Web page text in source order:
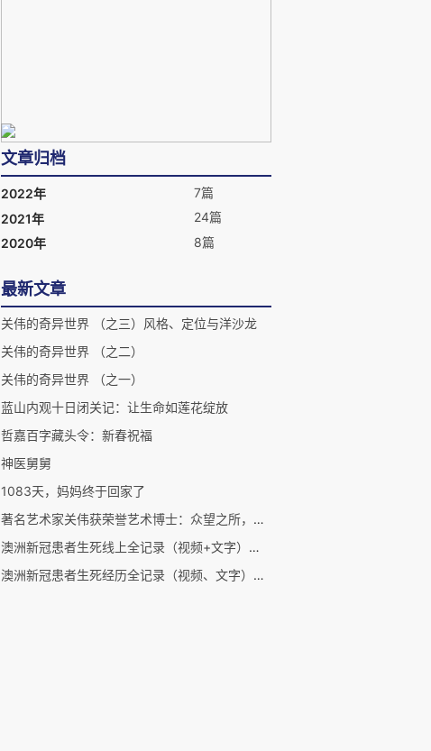
文章归档
2022年
7篇
2021年
24篇
2020年
8篇
最新文章
关伟的奇异世界 （之三）风格、定位与洋沙龙
关伟的奇异世界 （之二）
关伟的奇异世界 （之一）
蓝山内观十日闭关记：让生命如莲花绽放
哲嘉百字藏头令：新春祝福
神医舅舅
1083天，妈妈终于回家了
著名艺术家关伟获荣誉艺术博士：众望之所，名至实归！
澳洲新冠患者生死线上全记录（视频+文字）之三
澳洲新冠患者生死经历全记录（视频、文字）之二